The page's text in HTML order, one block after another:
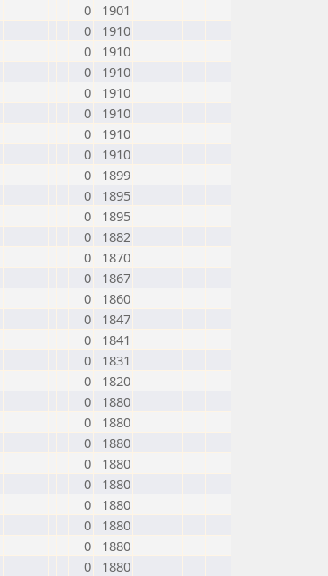
0
1901
0
1910
0
1910
0
1910
0
1910
0
1910
0
1910
0
1910
0
1899
0
1895
0
1895
0
1882
0
1870
0
1867
0
1860
0
1847
0
1841
0
1831
0
1820
0
1880
0
1880
0
1880
0
1880
0
1880
0
1880
0
1880
0
1880
0 1880